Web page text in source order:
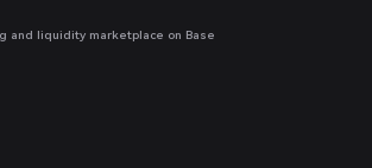
and liquidity marketplace on Base